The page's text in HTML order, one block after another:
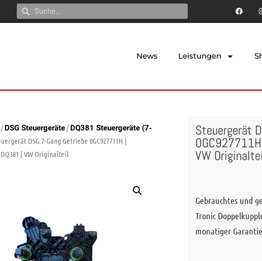
News Leistungen
/DSG Steuergeräte/DQ381 Steuergeräte (7-
DSG 7-Gang Getriebe 0GC927711H |
| VW Originalteil
Steuergerät
VW
Gebrauchtes und
Tronic
monatiger